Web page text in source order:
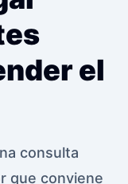
el
consulta
que conviene